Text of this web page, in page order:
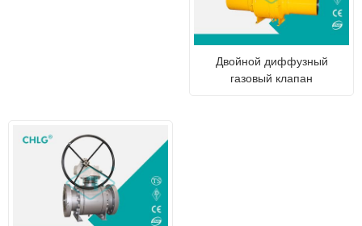
Двойной диффузный
газовый клапан